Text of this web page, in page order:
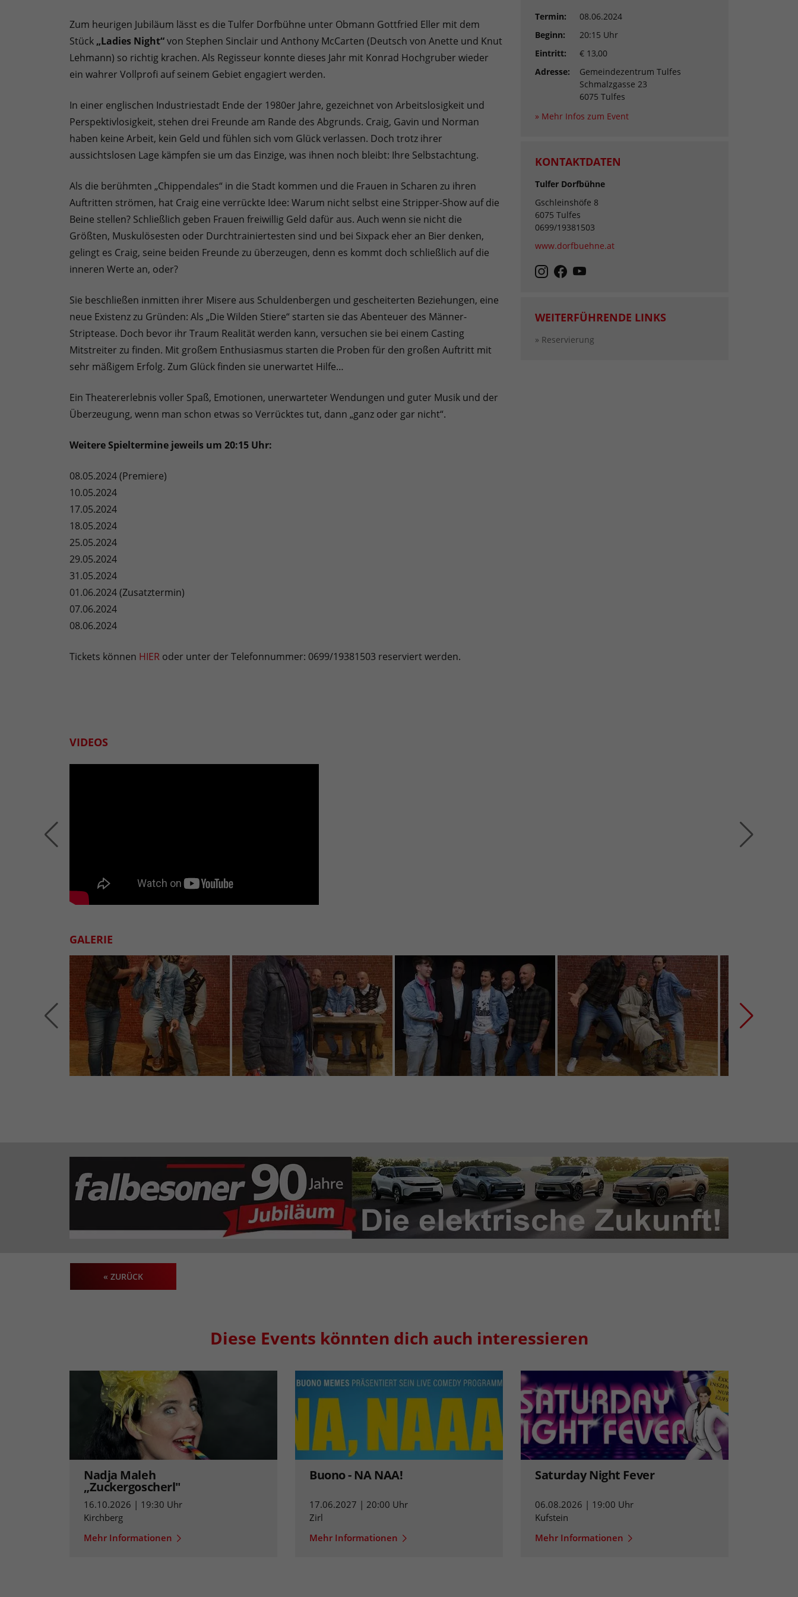
Zum heurigen Jubiläum lässt es die Tulfer Dorfbühne unter Obmann Gottfried Eller mit dem
Stück „Ladies Night“von Stephen Sinclair und Anthony McCarten (Deutsch von Anette und Knut
Lehmann) so richtig krachen. Als Regisseur konnte dieses Jahr mit Konrad Hochgruber wieder
ein wahrer Vollprofi auf seinem Gebiet engagiert werden.
In einer englischen Industriestadt Ende der 1980er Jahre, gezeichnet von Arbeitslosigkeit und
Perspektivlosigkeit, stehen drei Freunde am Rande des Abgrunds. Craig, Gavin und Norman
haben keine Arbeit, kein Geld und fühlen sich vom Glück verlassen. Doch trotz ihrer
aussichtslosen Lage kämpfen sie um das Einzige, was ihnen noch bleibt: Ihre Selbstachtung.
Als die berühmten „Chippendales“ in die Stadt kommen und die Frauen in Scharen zu ihren
Auftritten strömen, hat Craig eine verrückte Idee: Warum nicht selbst eine Stripper-Show auf die
Beine stellen? Schließlich geben Frauen freiwillig Geld dafür aus. Auch wenn sie nicht die
Größten, Muskulösesten oder Durchtrainiertesten sind und bei Sixpack eher an Bier denken,
gelingt es Craig, seine beiden Freunde zu überzeugen, denn es kommt doch schließlich auf die
inneren Werte an, oder?
Sie beschließen inmitten ihrer Misere aus Schuldenbergen und gescheiterten Beziehungen, eine
neue Existenz zu Gründen: Als „Die Wilden Stiere“ starten sie das Abenteuer des Männer-
Striptease. Doch bevor ihr Traum Realität werden kann, versuchen sie bei einem Casting
Mitstreiter zu finden. Mit großem Enthusiasmus starten die Proben für den großen Auftritt mit
sehr mäßigem Erfolg. Zum Glück finden sie unerwartet Hilfe…
Ein Theatererlebnis voller Spaß, Emotionen, unerwarteter Wendungen und guter Musik und der
Überzeugung, wenn man schon etwas so Verrücktes tut, dann „ganz oder gar nicht“.
Weitere Spieltermine jeweils um 20:15 Uhr:
08.05.2024 (Premiere)
10.05.2024
17.05.2024
18.05.2024
25.05.2024
29.05.2024
31.05.2024
01.06.2024 (Zusatztermin)
07.06.2024
08.06.2024
Tickets können HIER oder unter der Telefonnummer: 0699/19381503 reserviert werden.
Termin:
08.06.2024
Beginn:
20:15 Uhr
Eintritt:
€ 13,00
Adresse:
Gemeindezentrum Tulfes
Schmalzgasse 23
6075 Tulfes
» Mehr Infos zum Event
KONTAKTDATEN
Tulfer Dorfbühne
Gschleinshöfe 8
6075 Tulfes
0699/19381503
www.dorfbuehne.at
WEITERFÜHRENDE LINKS
» Reservierung
VIDEOS
GALERIE
« ZURÜCK
Diese Events könnten dich auch interessieren
Nadja Maleh
„Zuckergoscherl"
16.10.2026 | 19:30 Uhr
Kirchberg
Mehr Informationen
Buono - NA NAA!
17.06.2027 | 20:00 Uhr
Zirl
Mehr Informationen
Saturday Night Fever
06.08.2026 | 19:00 Uhr
Kufstein
Mehr Informationen